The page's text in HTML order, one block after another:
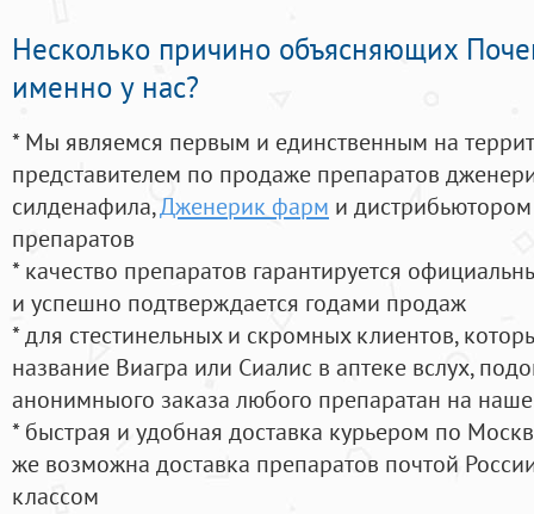
Несколько причино объясняющих
именно у нас?
* Мы являемся первым и единственным на
представителем по продаже препаратов
силденафила,Дженерик фарм и
препаратов
* качество препаратов гарантируется
и успешно подтверждается годами продаж
* для стестинельных и скромных клиентов,
название Виагра или Сиалис в аптеке вслух,
анонимныого заказа любого препаратан на
* быстрая и удобная доставка курьером по
же возможна доставка препаратов почтой
классом